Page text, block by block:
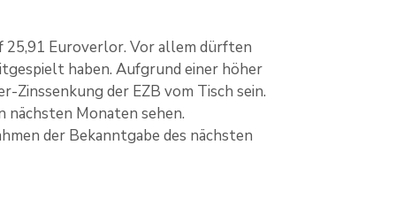
25,91 Euroverlor. Vor allem dürften
haben. Aufgrund einer höher
der EZB vom Tisch sein.
nächsten Monaten sehen.
der Bekanntgabe des nächsten